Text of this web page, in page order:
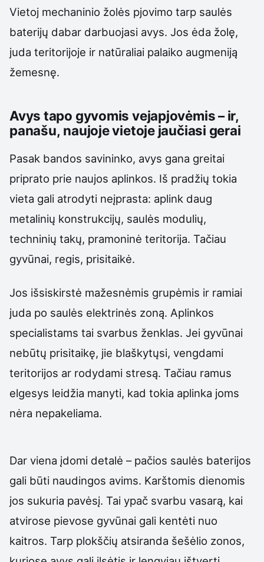
Vietoj mechaninio žolės pjovimo tarp saulės
baterijų dabar darbuojasi avys. Jos ėda žolę,
juda teritorijoje ir natūraliai palaiko augmeniją
žemesnę.
Avys tapo gyvomis vejapjovėmis – ir,
panašu, naujoje vietoje jaučiasi gerai
Pasak bandos savininko, avys gana greitai
priprato prie naujos aplinkos. Iš pradžių tokia
vieta gali atrodyti neįprasta: aplink daug
metalinių konstrukcijų, saulės modulių,
techninių takų, pramoninė teritorija. Tačiau
gyvūnai, regis, prisitaikė.
Jos išsiskirstė mažesnėmis grupėmis ir ramiai
juda po saulės elektrinės zoną. Aplinkos
specialistams tai svarbus ženklas. Jei gyvūnai
nebūtų prisitaikę, jie blaškytųsi, vengdami
teritorijos ar rodydami stresą. Tačiau ramus
elgesys leidžia manyti, kad tokia aplinka joms
nėra nepakeliama.
Dar viena įdomi detalė – pačios saulės baterijos
gali būti naudingos avims. Karštomis dienomis
jos sukuria pavėsį. Tai ypač svarbu vasarą, kai
atvirose pievose gyvūnai gali kentėti nuo
kaitros. Tarp plokščių atsiranda šešėlio zonos,